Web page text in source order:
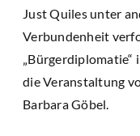
Just Quiles unter
Verbundenheit
die Veranstaltung
Barbara Göbel.